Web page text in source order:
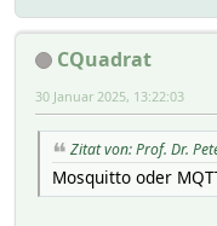
CQuadrat
30 Januar 2025, 13:22:03
Zitat von: Prof. Dr.
Mosquitto oder